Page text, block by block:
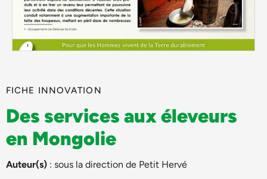
FICHE INNOVATION
Des services aux éleveurs
en Mongolie
Auteur(s) : sous la direction de Petit Hervé